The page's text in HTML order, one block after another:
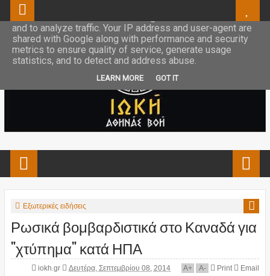
Εξωτερικές ειδήσεις
Ρωσικά βομβαρδιστικά στο Καναδά για
"χτύπημα" κατά ΗΠΑ
iokh.gr Δευτέρα, Σεπτεμβρίου 08, 2014 A+ A- Print Email
This site uses cookies from Google to deliver its services
and to analyze traffic. Your IP address and user-agent are
shared with Google along with performance and security
metrics to ensure quality of service, generate usage
statistics, and to detect and address abuse.
LEARN MORE GOT IT